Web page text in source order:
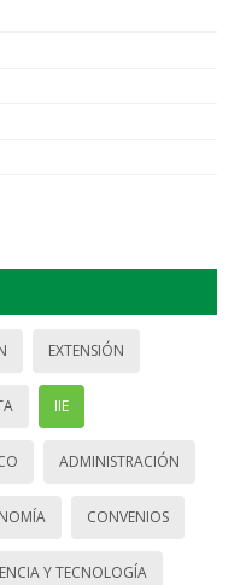
EXTENSIÓN
IIE
ADMINISTRACIÓN
CONVENIOS
Y TECNOLOGÍA